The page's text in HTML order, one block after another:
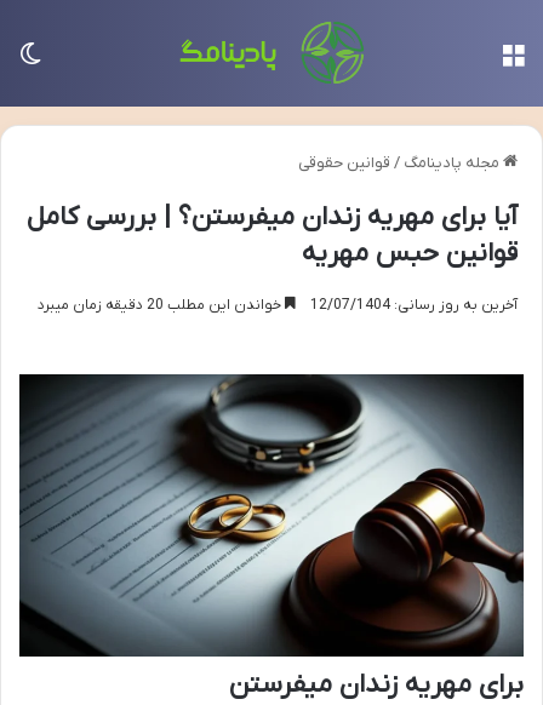
مجله پادینامگ / قوانین حقوقی
آیا برای مهریه زندان میفرستن؟ | بررسی کامل
قوانین حبس مهریه
آخرین به روز رسانی: 12/07/1404 خواندن این مطلب 20 دقیقه زمان میبرد
برای مهریه زندان میفرستن